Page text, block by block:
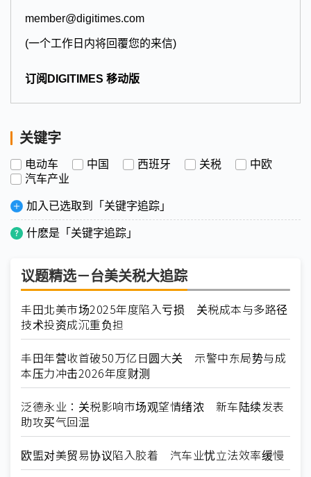
member@digitimes.com
(一个工作日内将回覆您的来信)
订阅DIGITIMES 移动版
关键字
电动车 中国 西班牙 关税
中欧
汽车产业
加入已选取到「关键字追踪」
什麽是「关键字追踪」
议题精选－台美关税大追踪
丰田北美市场2025年度陷入亏损 关税成本与多路径
技术投资成沉重负担
丰田年营收首破50万亿日圆大关 示警中东局势与成
本压力冲击2026年度财测
泛德永业：关税影响市场观望情绪浓 新车陆续发表
助攻买气回温
欧盟对美贸易协议陷入胶着 汽车业忧立法效率缓慢